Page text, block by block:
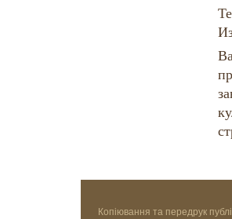
Копіювання та передрук